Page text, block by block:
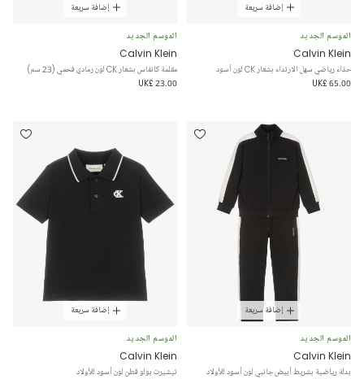
إضافة سريعة
الموسم الجديد
Calvin Klein
حذاء رياضي سهل الارتداء بشعار CK لون أسود
UK£ 65.00
إضافة سريعة
الموسم الجديد
Calvin Klein
مقلمة كانفاس بشعار CK لون رمادي فحمي (23 سم)
UK£ 23.00
إضافة سريعة
الموسم الجديد
Calvin Klein
بدلة رياضية بشريط أبيض جانبي لون أسود للأولاد
إضافة سريعة
الموسم الجديد
Calvin Klein
تيشيرت بولو قطن لون أسود للأولاد